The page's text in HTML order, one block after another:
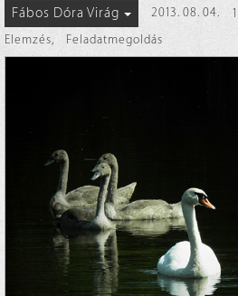
Fábos Dóra Virág 2013. 08. 04.
Elemzés, Feladatmegoldás